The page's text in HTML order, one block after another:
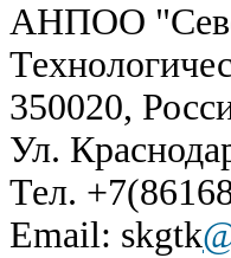
АНПОО
350020,
Ул.
Тел.
Email: skgtk